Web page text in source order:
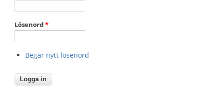
Lösenord*
Begär nytt lösenord